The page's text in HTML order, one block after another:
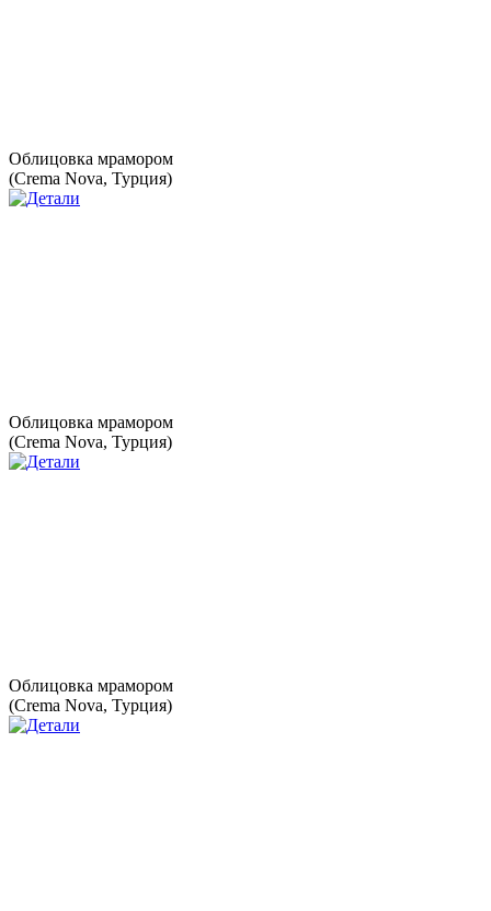
Облицовка мрамором
(Crema Nova, Турция)
Облицовка мрамором
(Crema Nova, Турция)
Облицовка мрамором
(Crema Nova, Турция)